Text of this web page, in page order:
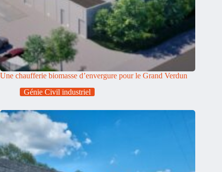
Une chaufferie biomasse d’envergure pour le Grand Verdun
Génie Civil industriel